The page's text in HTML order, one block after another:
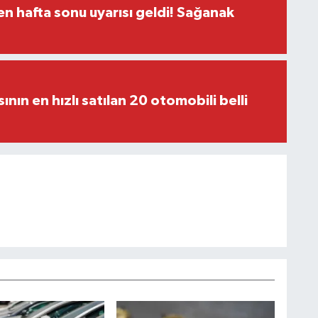
hafta sonu uyarısı geldi! Sağanak
en hızlı satılan 20 otomobili belli